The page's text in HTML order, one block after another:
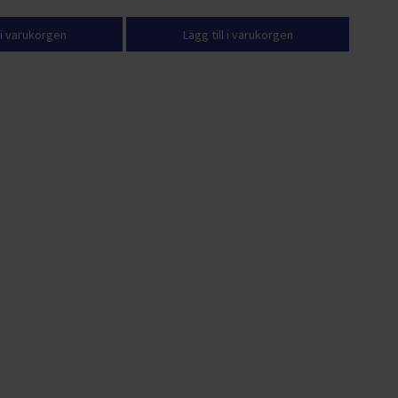
varukorgen Lägg till i varukorgen